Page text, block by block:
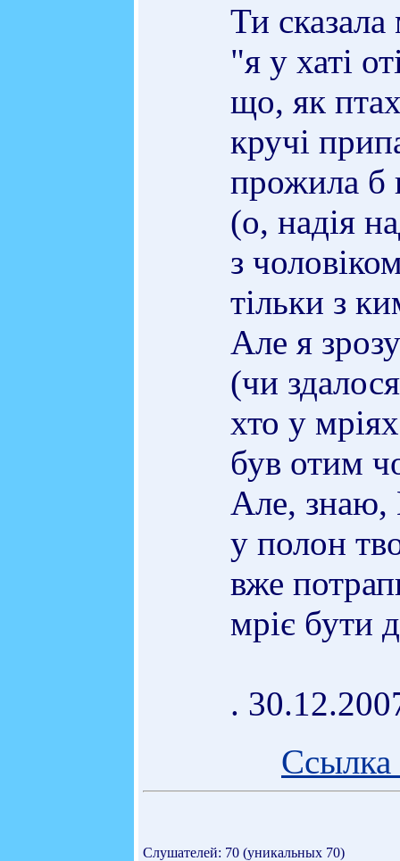
Ти сказала
"я у хаті
що, як
кручі
прожила б
(о, надія
з
тільки з
Але я
(чи
хто у
був отим
Але,
у полон
вже
мріє бути
.
Ссылка
Слушателей: 70 (уникальных 70)